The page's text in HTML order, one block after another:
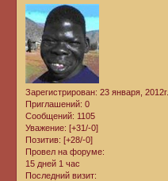
Зарегистрирован: 23 января, 2012г.
Приглашений: 0
Сообщений: 1105
Уважение: [+31/-0]
Позитив: [+28/-0]
Провел на форуме:
15 дней 1 час
Последний визит: